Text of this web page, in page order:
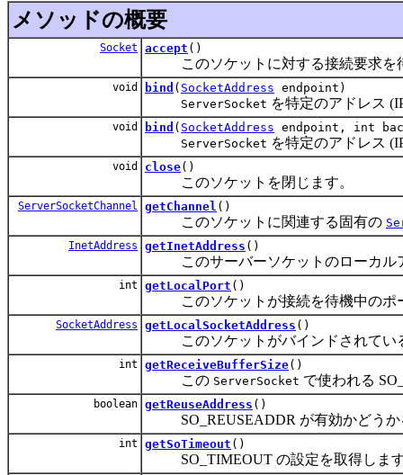
メソッドの概要
Socket accept ()
このソケットに対する接続要求を
void bind ( SocketAddress endpoint)
ServerSocket を特定のアドレス
void bind ( SocketAddress endpoint, int
ServerSocket を特定のアドレス
void close()
このソケットを閉じます。
ServerSocketChannel getChannel ()
このソケットに関連する固有の
InetAddress getInetAddress ()
このサーバーソケットのローカル
int getLocalPort ()
このソケットが接続を待機中のポ
SocketAddress getLocalSocketAddress ()
このソケットがバインドされてい
int getReceiveBufferSize()
この ServerSocket で使われる
boolean getReuseAddress ()
SO_REUSEADDR が有効かどうか
int getSoTimeout ()
SO_TIMEOUT の設定を取得しま